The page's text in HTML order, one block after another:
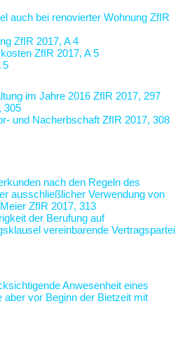
auch bei renovierter Wohnung ZfIR
ZfIR 2017, A 4
ZfIR 2017, A 5
5
im Jahre 2016 ZfIR 2017, 297
305
und Nacherbschaft ZfIR 2017, 308
nach den Regeln des
ausschließlicher Verwendung von
ZfIR 2017, 313
der Berufung auf
vereinbarende Vertragspartei
Anwesenheit eines
aber vor Beginn der Bietzeit mit